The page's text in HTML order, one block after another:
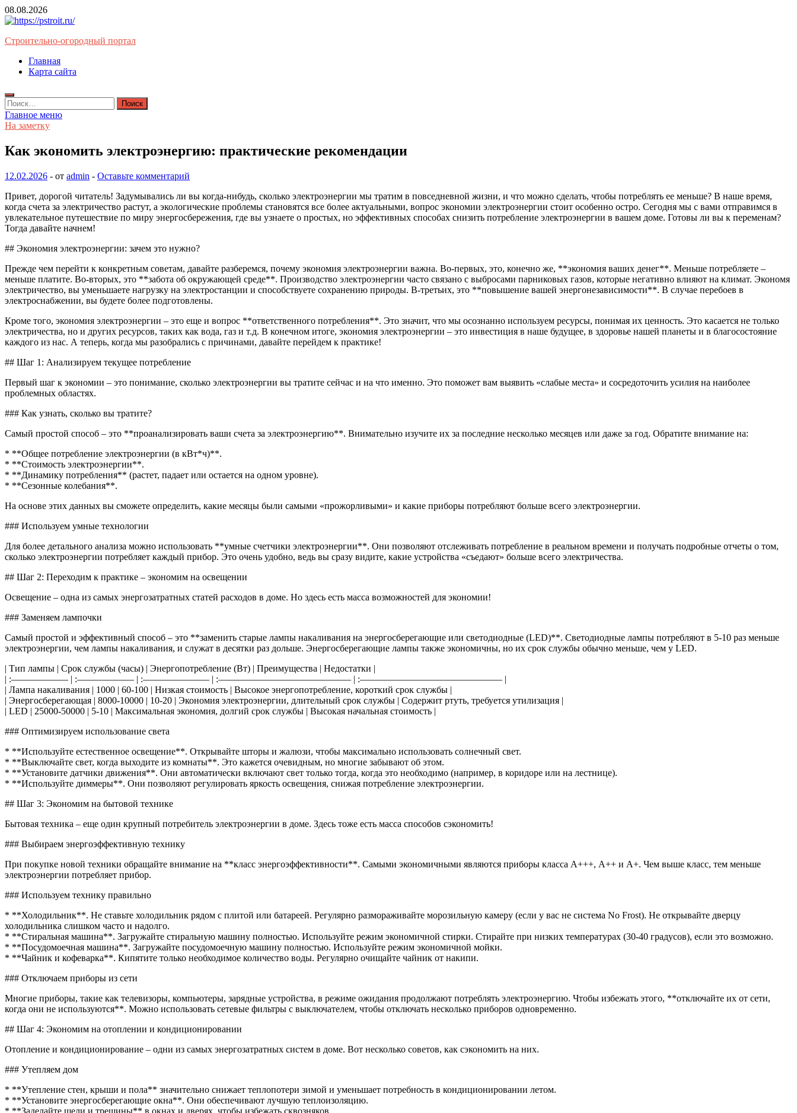
Перейти
к
08.08.2026
Строительно-огородный портал
Главная
Карта сайта
Найти:
Главное меню
На заметку
Как экономить электроэнергию: практические рекомендации
12.02.2026 - от admin - Оставьте комментарий
Привет, дорогой читатель! Задумывались ли вы когда-нибудь, сколько электроэнергии мы тратим в повседневной жизни, и что можно сделать, чтобы потреблять ее меньше? В наше время,
когда счета за электричество растут, а экологические проблемы становятся все более актуальными, вопрос экономии электроэнергии стоит особенно остро. Сегодня мы с вами отправимся в
увлекательное путешествие по миру энергосбережения, где вы узнаете о простых, но эффективных способах снизить потребление электроэнергии в вашем доме. Готовы ли вы к переменам?
Тогда давайте начнем!
## Экономия электроэнергии: зачем это нужно?
Прежде чем перейти к конкретным советам, давайте разберемся, почему экономия электроэнергии важна. Во-первых, это, конечно же, **экономия ваших денег**. Меньше потребляете –
меньше платите. Во-вторых, это **забота об окружающей среде**. Производство электроэнергии часто связано с выбросами парниковых газов, которые негативно влияют на климат. Экономя
электричество, вы уменьшаете нагрузку на электростанции и способствуете сохранению природы. В-третьих, это **повышение вашей энергонезависимости**. В случае перебоев в
электроснабжении, вы будете более подготовлены.
Кроме того, экономия электроэнергии – это еще и вопрос **ответственного потребления**. Это значит, что мы осознанно используем ресурсы, понимая их ценность. Это касается не только
электричества, но и других ресурсов, таких как вода, газ и т.д. В конечном итоге, экономия электроэнергии – это инвестиция в наше будущее, в здоровье нашей планеты и в благосостояние
каждого из нас. А теперь, когда мы разобрались с причинами, давайте перейдем к практике!
## Шаг 1: Анализируем текущее потребление
Первый шаг к экономии – это понимание, сколько электроэнергии вы тратите сейчас и на что именно. Это поможет вам выявить «слабые места» и сосредоточить усилия на наиболее
проблемных областях.
### Как узнать, сколько вы тратите?
Самый простой способ – это **проанализировать ваши счета за электроэнергию**. Внимательно изучите их за последние несколько месяцев или даже за год. Обратите внимание на:
* **Общее потребление электроэнергии (в кВт*ч)**.
* **Стоимость электроэнергии**.
* **Динамику потребления** (растет, падает или остается на одном уровне).
* **Сезонные колебания**.
На основе этих данных вы сможете определить, какие месяцы были самыми «прожорливыми» и какие приборы потребляют больше всего электроэнергии.
### Используем умные технологии
Для более детального анализа можно использовать **умные счетчики электроэнергии**. Они позволяют отслеживать потребление в реальном времени и получать подробные отчеты о том,
сколько электроэнергии потребляет каждый прибор. Это очень удобно, ведь вы сразу видите, какие устройства «съедают» больше всего электричества.
## Шаг 2: Переходим к практике – экономим на освещении
Освещение – одна из самых энергозатратных статей расходов в доме. Но здесь есть масса возможностей для экономии!
### Заменяем лампочки
Самый простой и эффективный способ – это **заменить старые лампы накаливания на энергосберегающие или светодиодные (LED)**. Светодиодные лампы потребляют в 5-10 раз меньше
электроэнергии, чем лампы накаливания, и служат в десятки раз дольше. Энергосберегающие лампы также экономичны, но их срок службы обычно меньше, чем у LED.
| Тип лампы | Срок службы (часы) | Энергопотребление (Вт) | Преимущества | Недостатки |
| :—————— | :—————— | :——————— | :—————————————— | :——————————————— |
| Лампа накаливания | 1000 | 60-100 | Низкая стоимость | Высокое энергопотребление, короткий срок службы |
| Энергосберегающая | 8000-10000 | 10-20 | Экономия электроэнергии, длительный срок службы | Содержит ртуть, требуется утилизация |
| LED | 25000-50000 | 5-10 | Максимальная экономия, долгий срок службы | Высокая начальная стоимость |
### Оптимизируем использование света
* **Используйте естественное освещение**. Открывайте шторы и жалюзи, чтобы максимально использовать солнечный свет.
* **Выключайте свет, когда выходите из комнаты**. Это кажется очевидным, но многие забывают об этом.
* **Установите датчики движения**. Они автоматически включают свет только тогда, когда это необходимо (например, в коридоре или на лестнице).
* **Используйте диммеры**. Они позволяют регулировать яркость освещения, снижая потребление электроэнергии.
## Шаг 3: Экономим на бытовой технике
Бытовая техника – еще один крупный потребитель электроэнергии в доме. Здесь тоже есть масса способов сэкономить!
### Выбираем энергоэффективную технику
При покупке новой техники обращайте внимание на **класс энергоэффективности**. Самыми экономичными являются приборы класса А+++, А++ и А+. Чем выше класс, тем меньше
электроэнергии потребляет прибор.
### Используем технику правильно
* **Холодильник**. Не ставьте холодильник рядом с плитой или батареей. Регулярно размораживайте морозильную камеру (если у вас не система No Frost). Не открывайте дверцу
холодильника слишком часто и надолго.
* **Стиральная машина**. Загружайте стиральную машину полностью. Используйте режим экономичной стирки. Стирайте при низких температурах (30-40 градусов), если это возможно.
* **Посудомоечная машина**. Загружайте посудомоечную машину полностью. Используйте режим экономичной мойки.
* **Чайник и кофеварка**. Кипятите только необходимое количество воды. Регулярно очищайте чайник от накипи.
### Отключаем приборы из сети
Многие приборы, такие как телевизоры, компьютеры, зарядные устройства, в режиме ожидания продолжают потреблять электроэнергию. Чтобы избежать этого, **отключайте их от сети,
когда они не используются**. Можно использовать сетевые фильтры с выключателем, чтобы отключать несколько приборов одновременно.
## Шаг 4: Экономим на отоплении и кондиционировании
Отопление и кондиционирование – одни из самых энергозатратных систем в доме. Вот несколько советов, как сэкономить на них.
### Утепляем дом
* **Утепление стен, крыши и пола** значительно снижает теплопотери зимой и уменьшает потребность в кондиционировании летом.
* **Установите энергосберегающие окна**. Они обеспечивают лучшую теплоизоляцию.
* **Заделайте щели и трещины** в окнах и дверях, чтобы избежать сквозняков.